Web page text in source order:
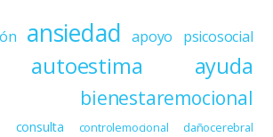
ansiedad apoyo psicosocial
autoestima
ayuda
bienestaremocional
consulta controlemocional dañocerebral